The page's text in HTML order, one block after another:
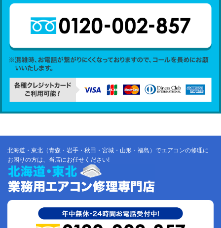
北海道・東北（青森・岩手・秋田・宮城・山形・福島）でエアコンの修理に
お困りの方は、当店にお任せください!